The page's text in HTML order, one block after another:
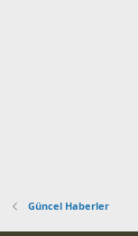
Güncel Haberler